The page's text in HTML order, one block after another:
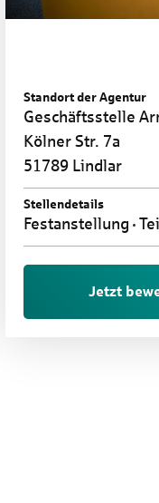
Standort der Agentur
Geschäftsstelle
Kölner Str. 7a
51789 Lindlar
Stellendetails
Festanstellung
Jetzt